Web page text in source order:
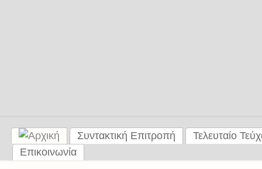
Συντακτική Επιτροπή
Τελευταίο
Επικοινωνία